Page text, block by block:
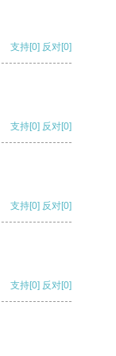
支持[0] 反对[0]
支持[0] 反对[0]
支持[0] 反对[0]
支持[0] 反对[0]